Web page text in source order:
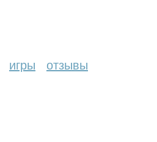
игры отзывы